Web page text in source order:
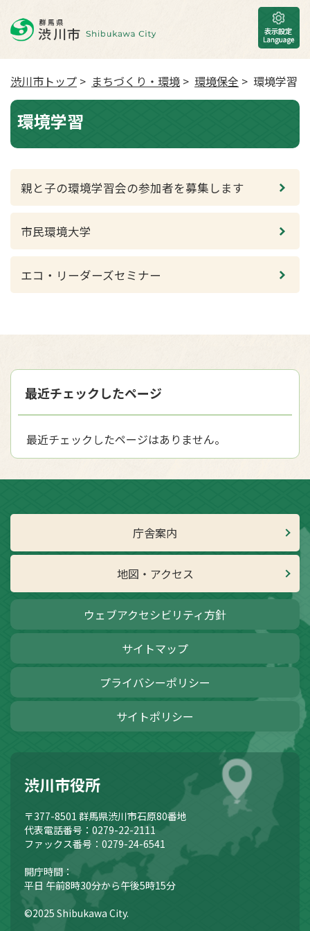
渋川市トップ > まちづくり・環境 > 環境保全 > 環境学習
環境学習
親と子の環境学習会の参加者を募集します
市民環境大学
エコ・リーダーズセミナー
最近チェックしたページ
最近チェックしたページはありません。
庁舎案内
地図・アクセス
ウェブアクセシビリティ方針
サイトマップ
プライバシーポリシー
サイトポリシー
渋川市役所
〒377-8501 群馬県渋川市石原80番地
代表電話番号：0279-22-2111
ファックス番号：0279-24-6541
開庁時間：
平日 午前8時30分から午後5時15分
©2025 Shibukawa City.